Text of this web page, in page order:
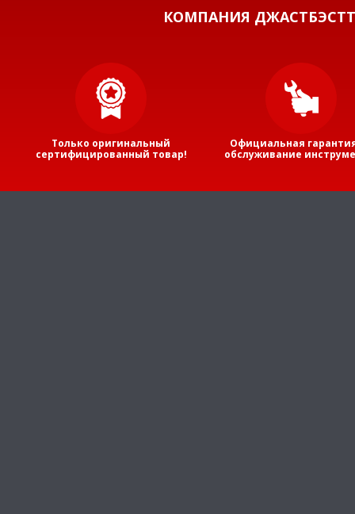
КОМПАНИЯ
Только оригинальный
сертифицированный товар!
Официальная
обслуживание